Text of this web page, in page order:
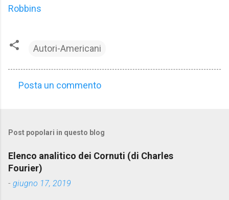
Robbins
Autori-Americani
m
e
n
t
Posta un commento
Post popolari in questo blog
Elenco analitico dei Cornuti (di Charles
Fourier)
- giugno 17, 2019